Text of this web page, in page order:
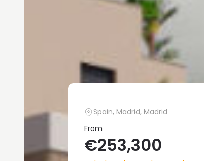
Spain, Madrid, Madrid
From
€253,300